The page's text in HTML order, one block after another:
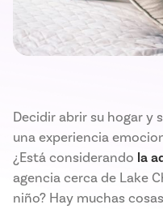
Decidir abrir su hogar y
una experiencia
¿Está considerando la
agencia cerca de Lake
niño? Hay muchas